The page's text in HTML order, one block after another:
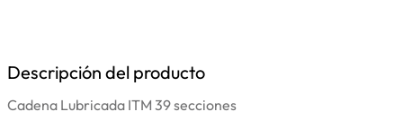
Descripción del producto
Cadena Lubricada ITM 39 secciones